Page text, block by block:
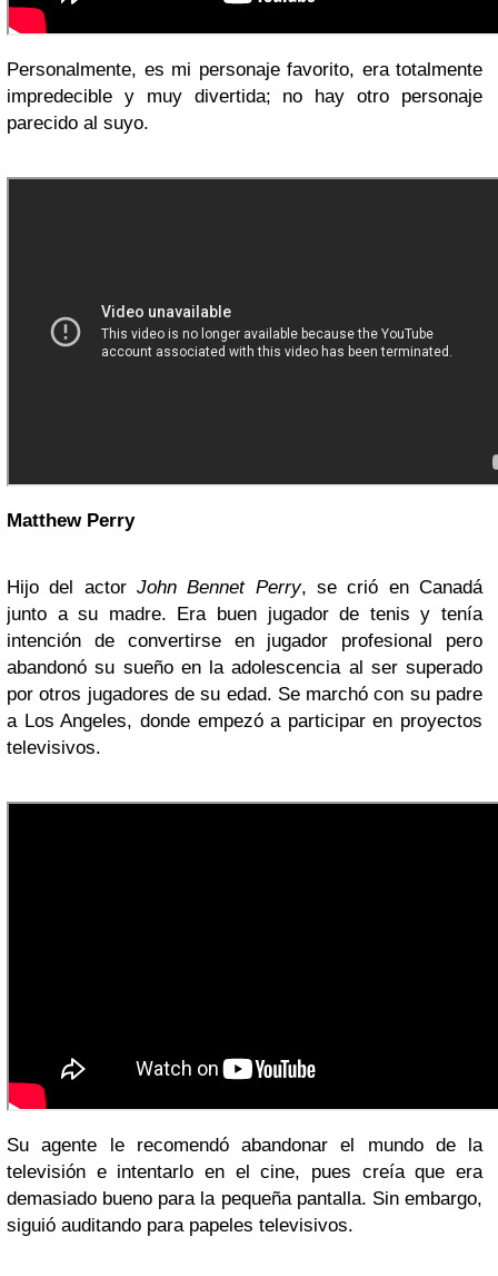
Personalmente, es mi personaje favorito, era totalmente
impredecible y muy divertida; no hay otro personaje
parecido al suyo.
Matthew Perry
Hijo del actor John Bennet Perry, se crió en Canadá
junto a su madre. Era buen jugador de tenis y tenía
intención de convertirse en jugador profesional pero
abandonó su sueño en la adolescencia al ser superado
por otros jugadores de su edad. Se marchó con su padre
a Los Angeles, donde empezó a participar en proyectos
televisivos.
Su agente le recomendó abandonar el mundo de la
televisión e intentarlo en el cine, pues creía que era
demasiado bueno para la pequeña pantalla. Sin embargo,
siguió auditando para papeles televisivos.